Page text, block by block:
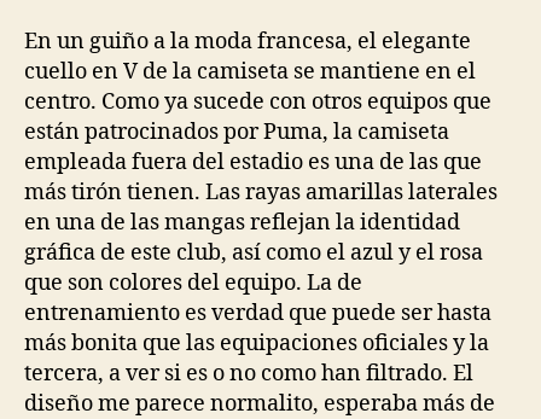
En un guiño a la moda francesa, el elegante
cuello en V de la camiseta se mantiene en el
centro. Como ya sucede con otros equipos que
están patrocinados por Puma, la camiseta
empleada fuera del estadio es una de las que
más tirón tienen. Las rayas amarillas laterales
en una de las mangas reflejan la identidad
gráfica de este club, así como el azul y el rosa
que son colores del equipo. La de
entrenamiento es verdad que puede ser hasta
más bonita que las equipaciones oficiales y la
tercera, a ver si es o no como han filtrado. El
diseño me parece normalito, esperaba más de